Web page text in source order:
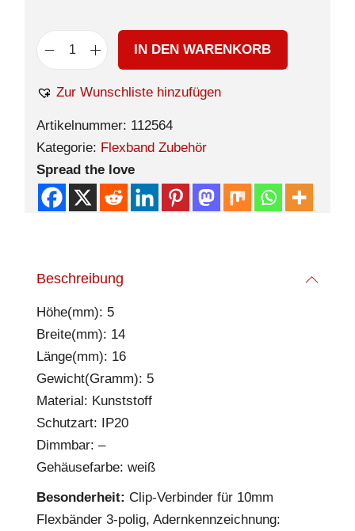
IN DEN WARENKORB
Zur Wunschliste hinzufügen
Artikelnummer: 112564
Kategorie: Flexband Zubehör
Spread the love
Beschreibung
Höhe(mm): 5
Breite(mm): 14
Länge(mm): 16
Gewicht(Gramm): 5
Material: Kunststoff
Schutzart: IP20
Dimmbar: –
Gehäusefarbe: weiß
Besonderheit: Clip-Verbinder für 10mm
Flexbänder 3-polig, Adernkennzeichnung: